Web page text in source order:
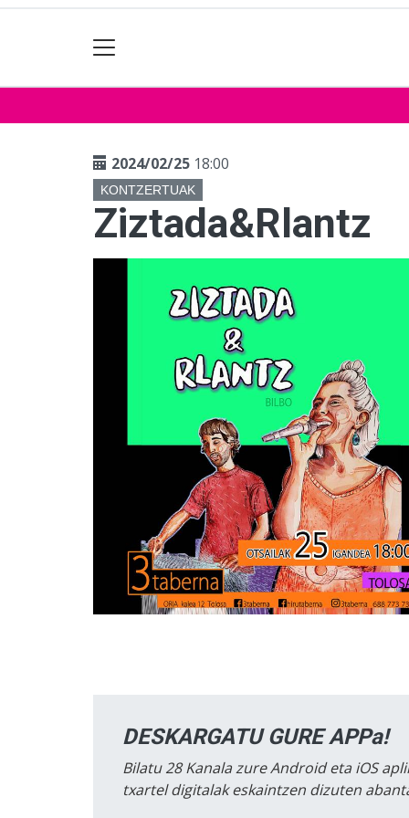
2024/02/25 18:00
KONTZERTUAK
Ziztada&Rlantz
DESKARGATU GURE APPa!
Bilatu 28 Kanala zure Android eta iOS
txartel digitalak eskaintzen dizuten